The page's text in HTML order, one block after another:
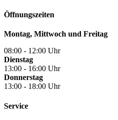
Öffnungszeiten
Montag, Mittwoch und Freitag
08:00 - 12:00 Uhr
Dienstag
13:00 - 16:00 Uhr
Donnerstag
13:00 - 18:00 Uhr
Service